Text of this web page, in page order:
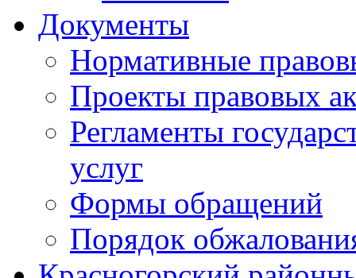
Документы
Нормативные
Проекты правовых
Регламенты
услуг
Формы обращений
Порядок